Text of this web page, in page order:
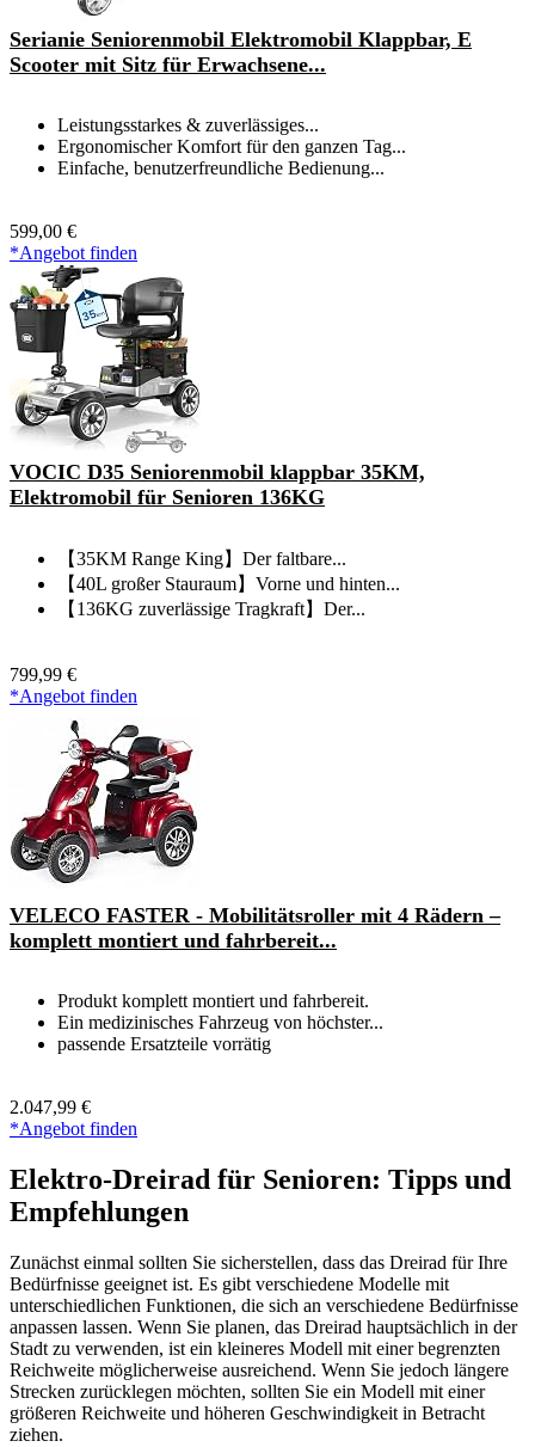
Serianie Seniorenmobil Elektromobil Klappbar, E
Scooter mit Sitz für Erwachsene...
Leistungsstarkes & zuverlässiges...
Ergonomischer Komfort für den ganzen Tag...
Einfache, benutzerfreundliche Bedienung...
599,00 €
*Angebot finden
VOCIC D35 Seniorenmobil klappbar 35KM,
Elektromobil für Senioren 136KG
【35KM Range King】Der faltbare...
【40L großer Stauraum】Vorne und hinten...
【136KG zuverlässige Tragkraft】Der...
799,99 €
*Angebot finden
VELECO FASTER - Mobilitätsroller mit 4 Rädern –
komplett montiert und fahrbereit...
Produkt komplett montiert und fahrbereit.
Ein medizinisches Fahrzeug von höchster...
passende Ersatzteile vorrätig
2.047,99 €
*Angebot finden
Elektro-Dreirad für Senioren: Tipps und
Empfehlungen
Zunächst einmal sollten Sie sicherstellen, dass das Dreirad für Ihre
Bedürfnisse geeignet ist. Es gibt verschiedene Modelle mit
unterschiedlichen Funktionen, die sich an verschiedene Bedürfnisse
anpassen lassen. Wenn Sie planen, das Dreirad hauptsächlich in der
Stadt zu verwenden, ist ein kleineres Modell mit einer begrenzten
Reichweite möglicherweise ausreichend. Wenn Sie jedoch längere
Strecken zurücklegen möchten, sollten Sie ein Modell mit einer
größeren Reichweite und höheren Geschwindigkeit in Betracht
ziehen.